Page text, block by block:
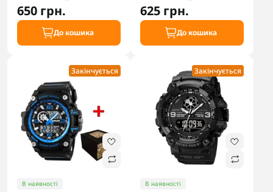
650 грн.
До кошика
625 грн.
До кошика
Закінчується
В наявності
Закінчується
В наявності